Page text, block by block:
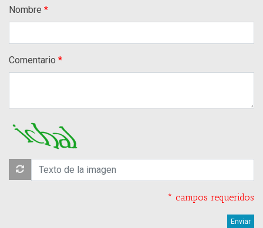
Nombre
Comentario
* campos requeridos